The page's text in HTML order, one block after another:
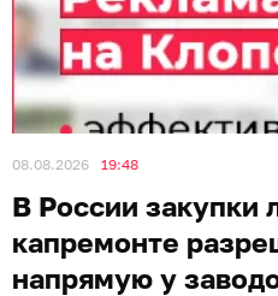
08.08.2026 19:48
В России закупки
капремонте
напрямую у